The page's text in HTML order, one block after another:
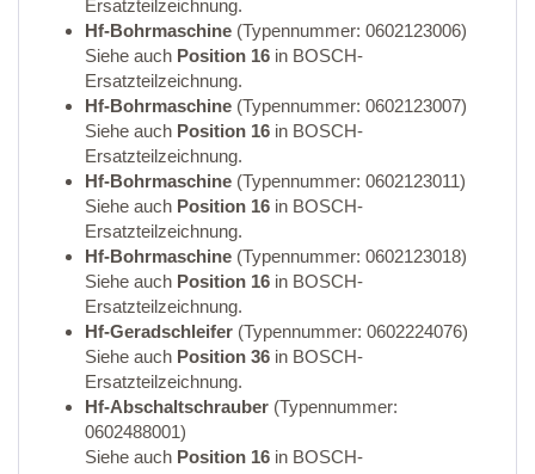
Ersatzteilzeichnung.
Hf-Bohrmaschine (Typennummer: 0602123006)
Siehe auch Position 16 in BOSCH-
Ersatzteilzeichnung.
Hf-Bohrmaschine (Typennummer: 0602123007)
Siehe auch Position 16 in BOSCH-
Ersatzteilzeichnung.
Hf-Bohrmaschine (Typennummer: 0602123011)
Siehe auch Position 16 in BOSCH-
Ersatzteilzeichnung.
Hf-Bohrmaschine (Typennummer: 0602123018)
Siehe auch Position 16 in BOSCH-
Ersatzteilzeichnung.
Hf-Geradschleifer (Typennummer: 0602224076)
Siehe auch Position 36 in BOSCH-
Ersatzteilzeichnung.
Hf-Abschaltschrauber (Typennummer:
0602488001)
Siehe auch Position 16 in BOSCH-